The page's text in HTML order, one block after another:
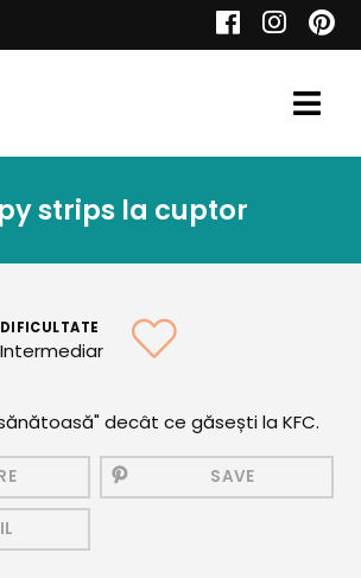
strips la cuptor
DIFICULTATE
Intermediar
decât ce găsești la KFC.
SAVE